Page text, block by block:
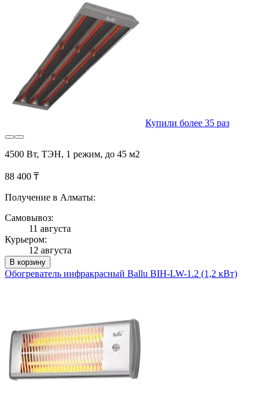
Купили более 35 раз
4500 Вт, ТЭН, 1 режим, до 45 м2
88 400 ₸
Получение в Алматы:
Самовывоз:
11 августа
Курьером:
12 августа
В корзину
Обогреватель инфракрасный Ballu BIH-LW-1.2 (1,2 кВт)